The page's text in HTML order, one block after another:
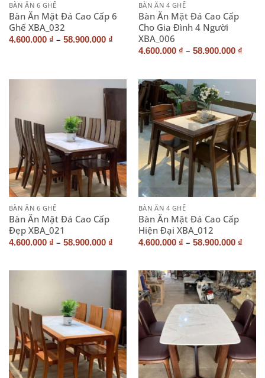
BÀN ĂN 6 GHẾ
Bàn Ăn Mặt Đá Cao Cấp 6
Ghế XBA_032
4.600.000 ₫ – 58.900.000 ₫
BÀN ĂN 4 GHẾ
Bàn Ăn Mặt Đá Cao Cấp
Cho Gia Đình 4 Người
XBA_006
4.600.000 ₫ – 58.900.000 ₫
BÀN ĂN 6 GHẾ
Bàn Ăn Mặt Đá Cao Cấp
Đẹp XBA_021
4.600.000 ₫ – 58.900.000 ₫
BÀN ĂN 4 GHẾ
Bàn Ăn Mặt Đá Cao Cấp
Hiện Đại XBA_012
4.600.000 ₫ – 58.900.000 ₫